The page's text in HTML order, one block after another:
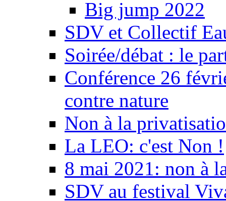
Big jump 2022
SDV et Collectif
Soirée/débat : le
Conférence 26
contre nature
Non à la
La LEO: c'est Non !
8 mai 2021: non à
SDV au festival